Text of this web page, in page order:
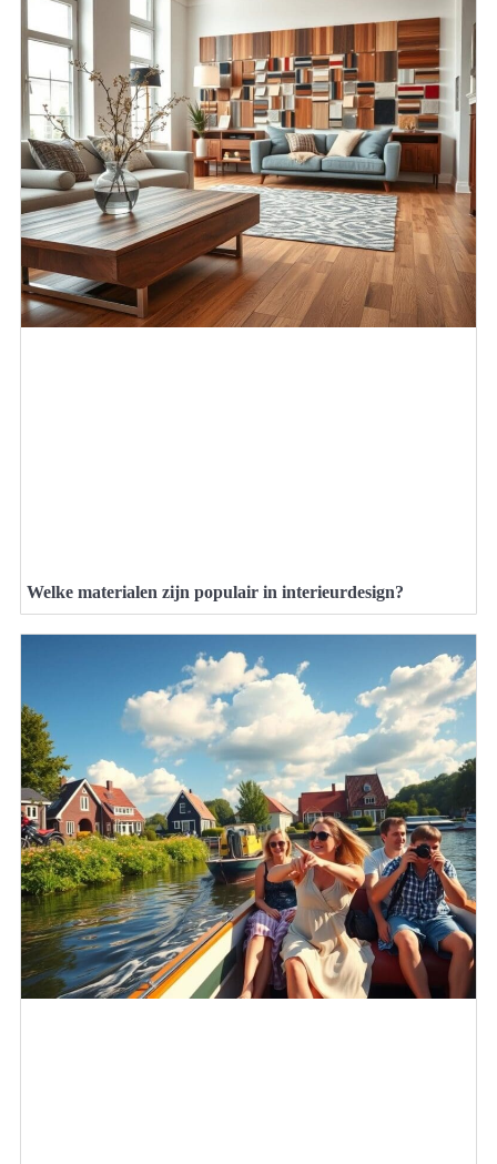
Welke materialen zijn populair in interieurdesign?